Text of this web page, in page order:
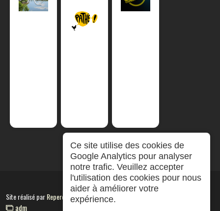
Site réalisé parRepereCom
adm
Ce site utilise des cookies de
Google Analytics pour analyser
notre trafic. Veuillez accepter
l'utilisation des cookies pour nous
aider à améliorer votre
expérience.